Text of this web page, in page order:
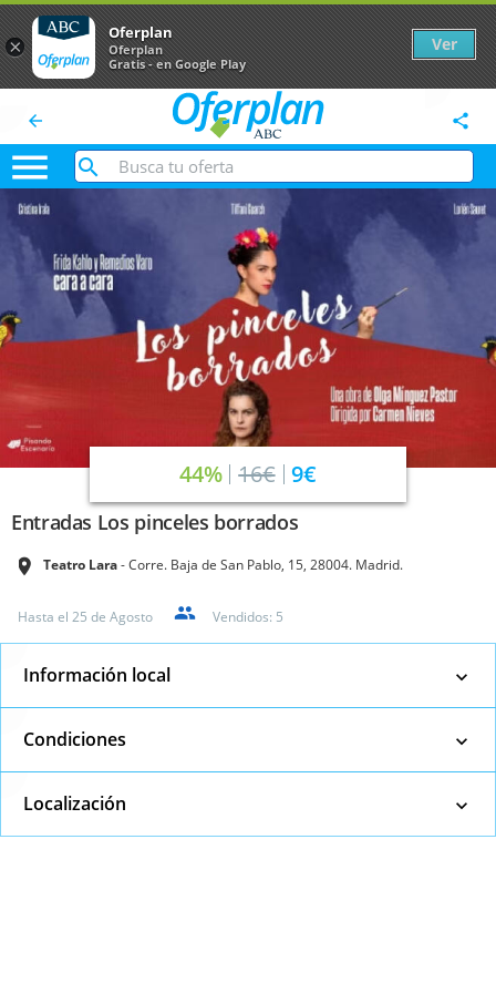
arrow_back share

44% 16€ 9€
Entradas Los pinceles borrados
Teatro Lara Corre. Baja de San Pablo, 15, 28004. Madrid.
Hasta el 25 de Agosto Vendidos: 5
Información local
Condiciones
Localización
×
Oferplan
Oferplan
Gratis - en Google Play
Ver